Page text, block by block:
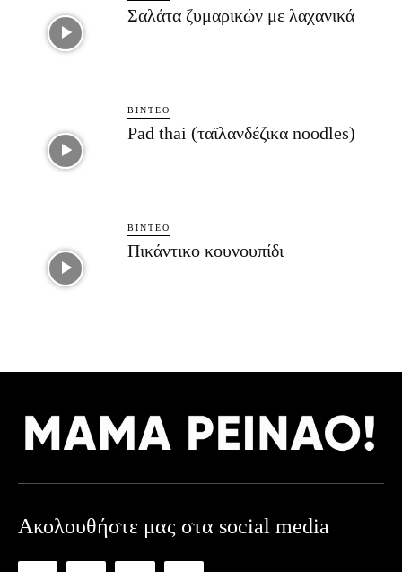
Σαλάτα ζυμαρικών με λαχανικά
ΒΊΝΤΕΟ
Pad thai (ταϊλανδέζικα noodles)
ΒΊΝΤΕΟ
Πικάντικο κουνουπίδι
Ακολουθήστε μας στα social media